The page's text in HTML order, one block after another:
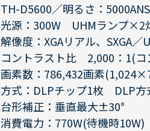
TH-D5600／明るさ：
光源：300W UHMランプ×2
解像度：XGAリアル、SXGA／
コントラスト比 2,000：1(コ
画素数：786,432画素
方式：DLPチップ1枚 DLP方
台形補正：垂直最大±30°
消費電力：770W(待機時10W)